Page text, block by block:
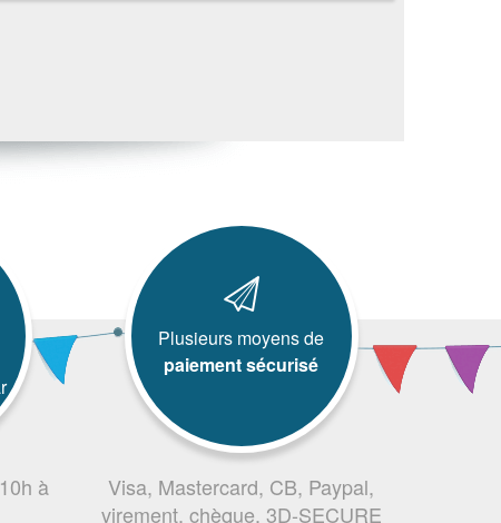
à
Plusieurs moyens de
paiement sécurisé
Visa, Mastercard, CB, Paypal,
virement, chèque, 3D-SECURE